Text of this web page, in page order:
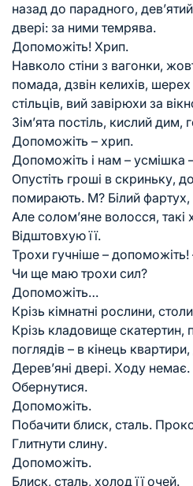
назад до парадного,
двері: за ними темрява.
Допоможіть! Хрип.
Навколо стіни з вагонки,
помада, дзвін келихів,
стільців, вий завірюхи за
Зім’ята постіль, кислий дим,
Допоможіть – хрип.
Допоможіть і нам – усмішка
Опустіть гроші в скриньку,
помирають. М? Білий фартух,
Але солом’яне волосся, такі
Відштовхую її.
Трохи гучніше –
Чи ще маю трохи сил?
Допоможіть…
Крізь кімнатні рослини,
Крізь кладовище скатертин,
поглядів – в кінець
Дерев’яні двері. Ходу немає.
Обернутися.
Допоможіть.
Побачити блиск, сталь.
Глитнути слину.
Допоможіть.
Блиск, сталь, холод її очей.